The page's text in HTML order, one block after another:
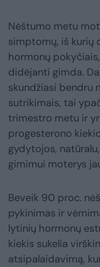
Nėštumo metu
simptomų, iš kurių
hormonų
didėjanti gimda.
skundžiasi bendru
sutrikimais, tai
trimestro metu ir
progesterono
gydytojos,
gimimui moterys
Beveik 90 proc.
pykinimas ir
lytinių hormonų
kiekis sukelia
atsipalaidavimą,